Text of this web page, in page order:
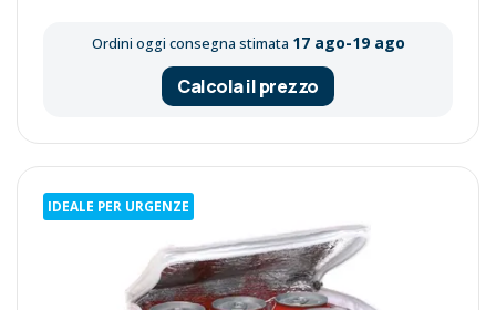
Ordini oggi consegna stimata 17 ago-19 ago
Calcola il prezzo
IDEALE PER URGENZE